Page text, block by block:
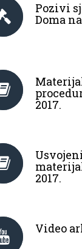
Pozivi
Doma
2017.
2017.
Video